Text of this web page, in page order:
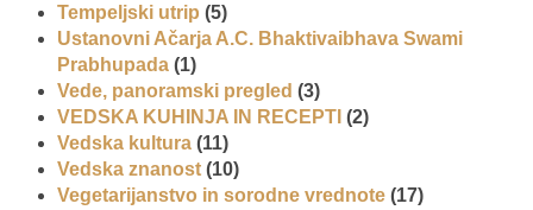
Tempeljski utrip (5)
Ustanovni Ačarja A.C. Bhaktivaibhava Swami
Prabhupada (1)
Vede, panoramski pregled (3)
VEDSKA KUHINJA IN RECEPTI (2)
Vedska kultura (11)
Vedska znanost (10)
Vegetarijanstvo in sorodne vrednote (17)